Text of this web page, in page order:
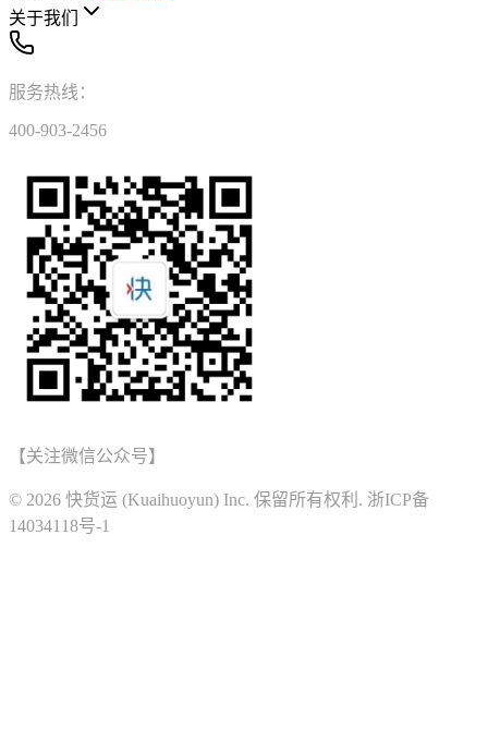
关于我们
服务热线：
400-903-2456
【关注微信公众号】
© 2026 快货运 (Kuaihuoyun) Inc. 保留所有权利. 浙ICP备
14034118号-1